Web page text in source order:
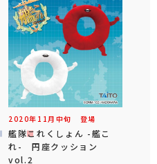
2020年 11 月 中旬 登場
艦隊これくしょん -艦こ
れ- 円座クッション
vol.2